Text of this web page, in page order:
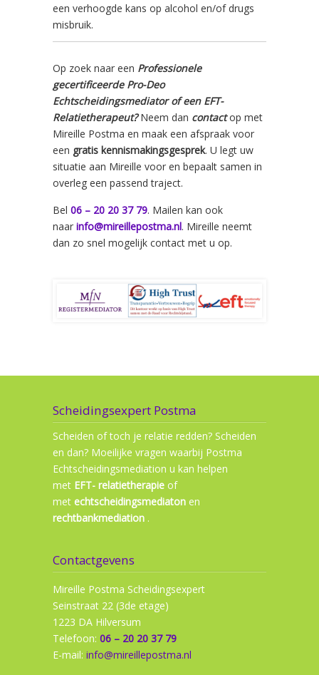
een verhoogde kans op alcohol en/of drugs
misbruik.
Op zoek naar een Professionele
gecertificeerde Pro-Deo
Echtscheidingsmediator of een EFT-
Relatietherapeut?Neem dan contactop met
Mireille Postma en maak een afspraak voor
een gratis kennismakingsgesprek. U legt uw
situatie aan Mireille voor en bepaalt samen in
overleg een passend traject.
Bel 06 – 20 20 37 79. Mailen kan ook
naar info@mireillepostma.nl. Mireille neemt
dan zo snel mogelijk contact met u op.
Scheidingsexpert Postma
Scheiden of toch je relatie redden? Scheiden
en dan? Moeilijke vragen waarbij Postma
Echtscheidingsmediation u kan helpen
met EFT- relatietherapie of
met echtscheidingsmediaton en
rechtbankmediation .
Contactgevens
Mireille Postma Scheidingsexpert
Seinstraat 22 (3de etage)
1223 DA Hilversum
Telefoon: 06 – 20 20 37 79
E-mail: info@mireillepostma.nl